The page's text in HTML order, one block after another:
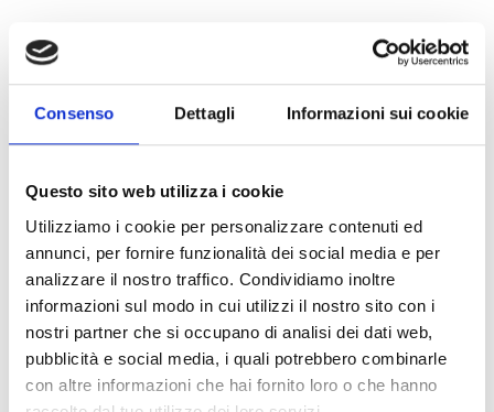
Consenso Dettagli Informazioni sui cookie
Questo sito web utilizza i cookie
Utilizziamo i cookie per personalizzare contenuti ed
annunci, per fornire funzionalità dei social media e per
analizzare il nostro traffico. Condividiamo inoltre
informazioni sul modo in cui utilizzi il nostro sito con i
nostri partner che si occupano di analisi dei dati web,
pubblicità e social media, i quali potrebbero combinarle
con altre informazioni che hai fornito loro o che hanno